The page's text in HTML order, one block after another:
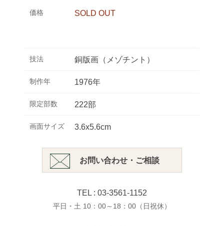
価格 SOLD OUT
技法 銅版画（メゾチント）
制作年 1976年
限定部数 222部
画面サイズ 3.6x5.6cm
お問い合わせ・ご相談
TEL : 03-3561-1152
平日・土 10：00～18：00（日祝休）